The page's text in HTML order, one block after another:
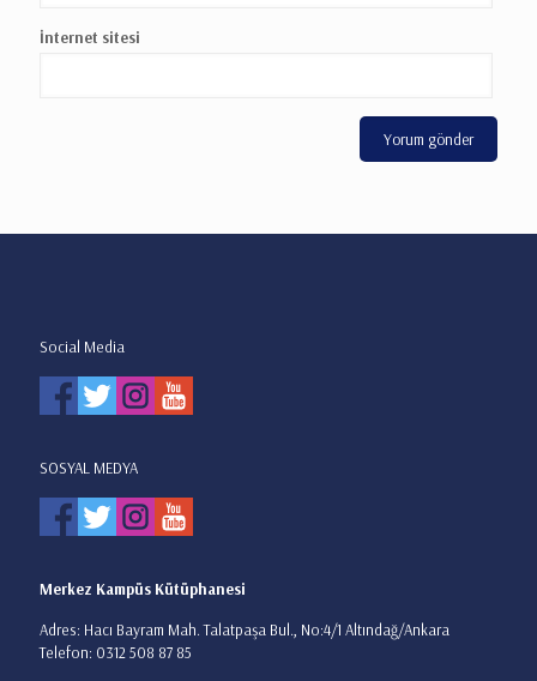
İnternet sitesi
Social Media
SOSYAL MEDYA
Merkez Kampüs Kütüphanesi
Adres: Hacı Bayram Mah. Talatpaşa Bul., No:4/1 Altındağ/Ankara
Telefon: 0312 508 87 85